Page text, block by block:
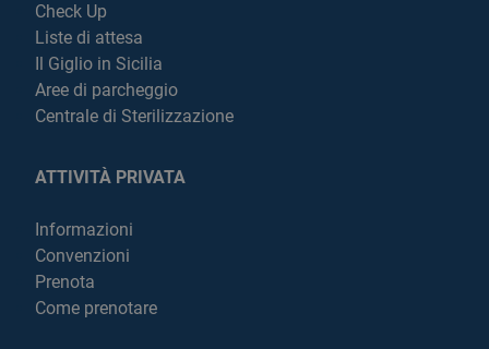
Check Up
Liste di attesa
Il Giglio in Sicilia
Aree di parcheggio
Centrale di Sterilizzazione
ATTIVITÀ PRIVATA
Informazioni
Convenzioni
Prenota
Come prenotare